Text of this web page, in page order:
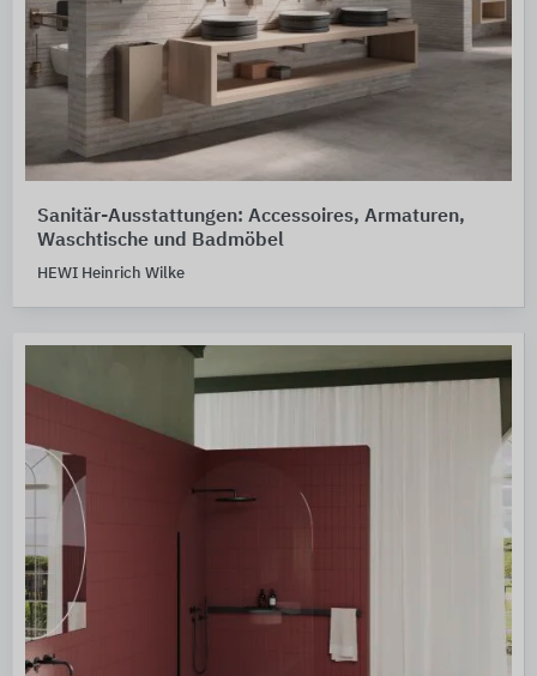
Sanitär-Ausstattungen: Accessoires, Armaturen,
Waschtische und Badmöbel
HEWI Heinrich Wilke